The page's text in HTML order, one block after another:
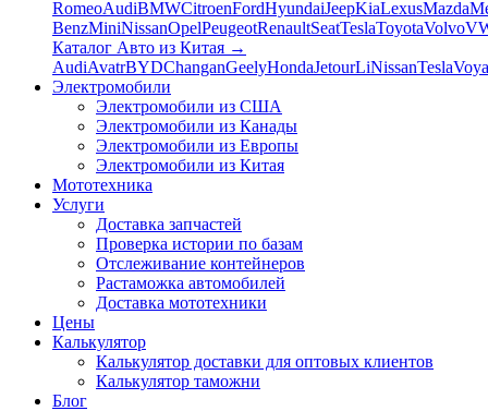
RomeoAudiBMWCitroenFordHyundaiJeepKiaLexusMazda
BenzMiniNissanOpelPeugeotRenaultSeatTeslaToyotaVolvo
Каталог Авто из Китая →
AudiAvatrBYDChanganGeelyHondaJetourLiNissanTesla
Электромобили
Электромобили из США
Электромобили из Канады
Электромобили из Европы
Электромобили из Китая
Мототехника
Услуги
Доставка запчастей
Проверка истории по базам
Отслеживание контейнеров
Растаможка автомобилей
Доставка мототехники
Цены
Калькулятор
Калькулятор доставки для оптовых клиентов
Калькулятор таможни
Блог